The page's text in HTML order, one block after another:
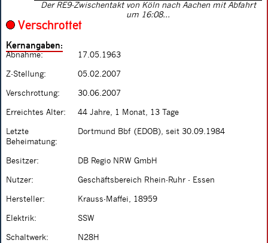
Der RE9-Zwischentakt von Köln nach Aachen mit Abfahrt
um 16:08...
Verschrottet
Kernangaben:
Abnahme: 17.05.1963
Z-Stellung: 05.02.2007
Verschrottung: 30.06.2007
Erreichtes Alter: 44 Jahre, 1 Monat, 13 Tage
Letzte
Beheimatung:
Dortmund Bbf (EDOB), seit 30.09.1984
Besitzer: DB Regio NRW GmbH
Nutzer: Geschäftsbereich Rhein-Ruhr - Essen
Hersteller: Krauss-Maffei, 18959
Elektrik: SSW
Schaltwerk: N28H